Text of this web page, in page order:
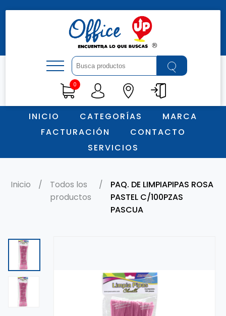
0
INICIO CATEGORÍAS
MARCA
FACTURACIÓN
CONTACTO
SERVICIOS
Todos los productos (12753)
ARQUITECTURA (0)
ARTE (0)
ARTICULOS ESCOLARES (0)
ARTICULOS PARA REGALO (0)
CONSUMIBLES (0)
DIDACTICOS (0)
FIESTAS (0)
LISTON (0)
MANUALIDADES (0)
MAQUINAS Y EQUIPOS (0)
MERCERIA (0)
Inicio /
Todos los
productos
/
PAQ. DE LIMPIAPIPAS ROSA
PASTEL C/100PZAS
PASCUA